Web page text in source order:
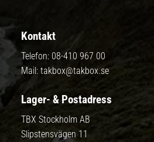
Kontakt
Telefon: 08-410 967 00
Mail: takbox@takbox.se
Lager- & Postadress
TBX Stockholm AB
Slipstensvägen 11